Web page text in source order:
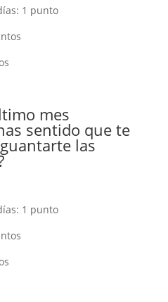
1 punto
mes
sentido que te
las
1 punto